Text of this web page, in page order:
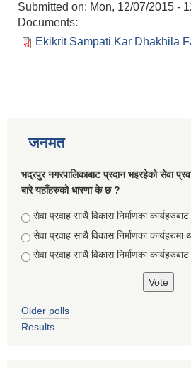
Submitted on: Mon, 12/07/2015 -
Documents:
Ekikrit Sampati Kar Dhakhila
जनमत
भद्रपुर नगरपालिकाबाट प्रदान भइरहेको सेवा
बारे यहाँहरुको धारणा के छ ?
Choices
सेवा प्रवाह साथै विकास निर्माणका
सेवा प्रवाह साथै विकास निर्माणका
सेवा प्रवाह साथै विकास निर्माणका
Older polls
Results